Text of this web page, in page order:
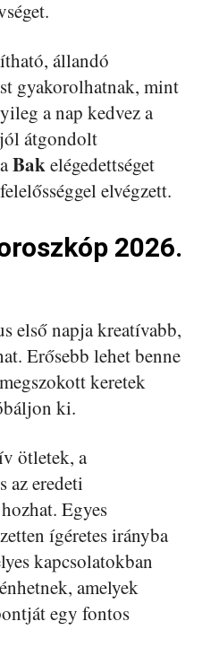
állandó
gyakorolhatnak, mint
a nap kedvez a
átgondolt
Bakelégedettséget
elvégzett.
2026.
első napja kreatívabb,
Erősebb lehet benne
keretek
ki.
ötletek, a
az eredeti
Egyes
ígéretes irányba
kapcsolatokban
amelyek
egy fontos